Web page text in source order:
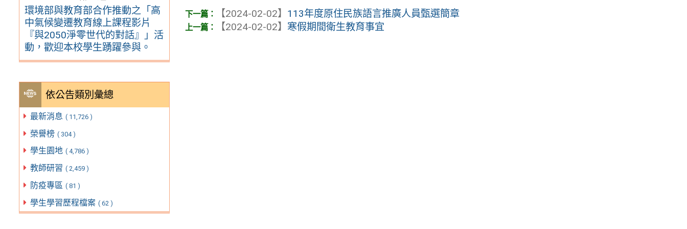
環境部與教育部合作推動之「高
中氣候變遷教育線上課程影片
『與2050淨零世代的對話』」活
動，歡迎本校學生踴躍參與。
依公告類別彙總
最新消息 ( 11,726 )
榮譽榜 ( 304 )
學生園地 ( 4,786 )
教師研習 ( 2,459 )
防疫專區 ( 81 )
學生學習歷程檔案 ( 62 )
【2024-02-02】 113年度原住民族語言推廣人員甄選簡章
【2024-02-02】 寒假期間衛生教育事宜